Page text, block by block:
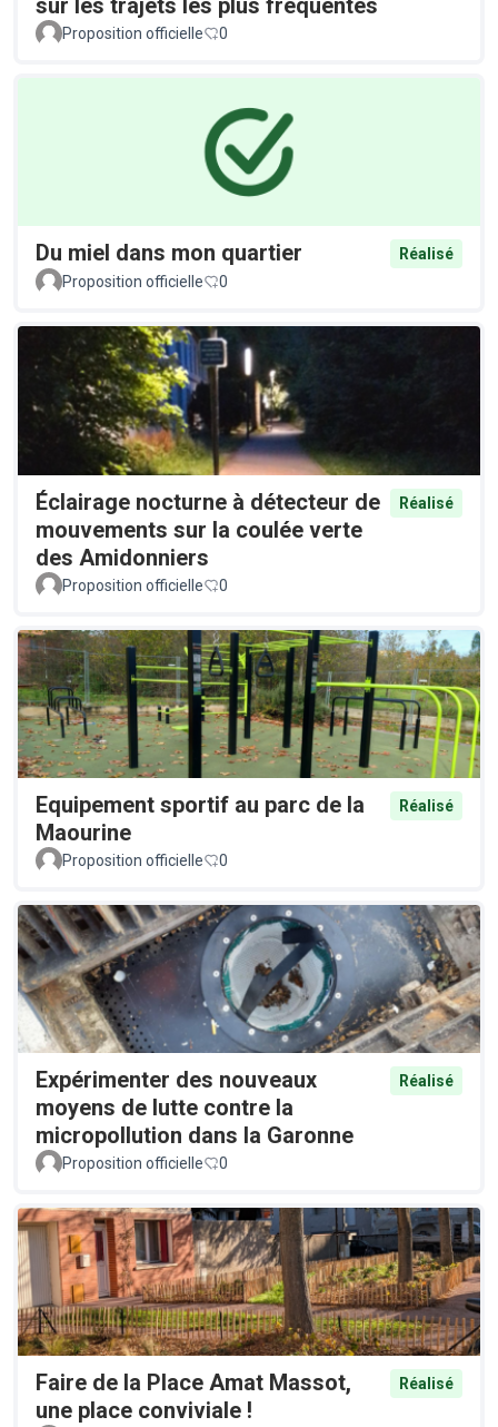
sur les trajets les plus fréquentés
Proposition officielle 0
Du miel dans mon quartier
Réalisé
Proposition officielle
0
Éclairage nocturne à détecteur de
mouvements sur la coulée verte
des Amidonniers
Réalisé
Proposition officielle 0
Equipement sportif au parc de la
Maourine
Réalisé
Proposition officielle 0
Expérimenter des nouveaux
moyens de lutte contre la
micropollution dans la Garonne
Réalisé
Proposition officielle 0
Faire de la Place Amat Massot,
une place conviviale !
Réalisé